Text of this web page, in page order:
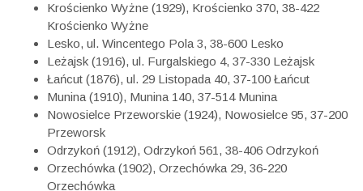
Krościenko Wyżne (1929), Krościenko 370, 38-422
Krościenko Wyżne
Lesko, ul. Wincentego Pola 3, 38-600 Lesko
Leżajsk (1916), ul. Furgalskiego 4, 37-330 Leżajsk
Łańcut (1876), ul. 29 Listopada 40, 37-100 Łańcut
Munina (1910), Munina 140, 37-514 Munina
Nowosielce Przeworskie (1924), Nowosielce 95, 37-200
Przeworsk
Odrzykoń (1912), Odrzykoń 561, 38-406 Odrzykoń
Orzechówka (1902), Orzechówka 29, 36-220
Orzechówka